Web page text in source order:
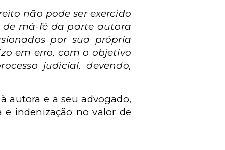
não pode ser exercido
má-fé da parte autora
por sua própria
em erro, com o objetivo
judicial, devendo,
autora e a seu advogado,
e indenização no valor de